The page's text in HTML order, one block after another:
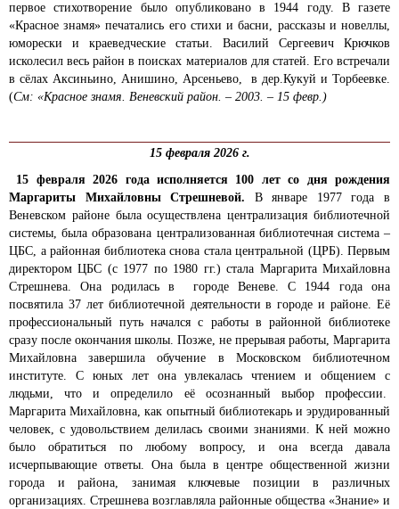
первое стихотворение было опубликовано в 1944 году. В газете
«Красное знамя» печатались его стихи и басни, рассказы и новеллы,
юморески и краеведческие статьи. Василий Сергеевич Крючков
исколесил весь район в поисках материалов для статей. Его встречали
в сёлах Аксиньино, Анишино, Арсеньево, в дер.Кукуй и Торбеевке.
(См: «Красное знамя. Веневский район. – 2003. – 15 февр.)
15 февраля 2026 г.
15 февраля 2026 года исполняется 100 лет со дня рождения
Маргариты Михайловны Стрешневой. В январе 1977 года в
Веневском районе была осуществлена централизация библиотечной
системы, была образована централизованная библиотечная система –
ЦБС, а районная библиотека снова стала центральной (ЦРБ). Первым
директором ЦБС (с 1977 по 1980 гг.) стала Маргарита Михайловна
Стрешнева. Она родилась в городе Веневе. С 1944 года она
посвятила 37 лет библиотечной деятельности в городе и районе. Её
профессиональный путь начался с работы в районной библиотеке
сразу после окончания школы. Позже, не прерывая работы, Маргарита
Михайловна завершила обучение в Московском библиотечном
институте. С юных лет она увлекалась чтением и общением с
людьми, что и определило её осознанный выбор профессии.
Маргарита Михайловна, как опытный библиотекарь и эрудированный
человек, с удовольствием делилась своими знаниями. К ней можно
было обратиться по любому вопросу, и она всегда давала
исчерпывающие ответы. Она была в центре общественной жизни
города и района, занимая ключевые позиции в различных
организациях. Стрешнева возглавляла районные общества «Знание» и